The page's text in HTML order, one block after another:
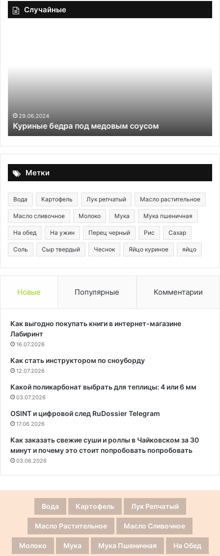
Случайные
29.06.2024
Куриные бедра под медовым соусом
Метки
Вода Картофель Лук репчатый Масло растительное
Масло сливочное Молоко Мука Мука пшеничная
На обед На ужин Перец черный Рис Сахар
Соль Сыр твердый Чеснок Яйцо куриное яйцо
Новые Популярные Комментарии
Как выгодно покупать книги в интернет-магазине
Лабиринт
16.07.2026
Как стать инструктором по сноуборду
12.07.2026
Какой поликарбонат выбрать для теплицы: 4 или 6 мм
03.07.2026
OSINT и цифровой след RuDossier Telegram
17.06.2026
Как заказать свежие суши и роллы в Чайковском за 30
минут и почему это стоит попробовать попробовать
03.06.2026
Вода Картофель Лук Репчатый
Масло Растительное Масло Сливочное
Молоко Мука Мука Пшеничная На Обед